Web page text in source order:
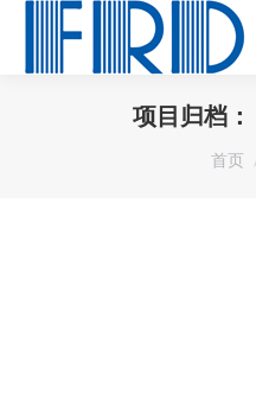
项目归档：
首页